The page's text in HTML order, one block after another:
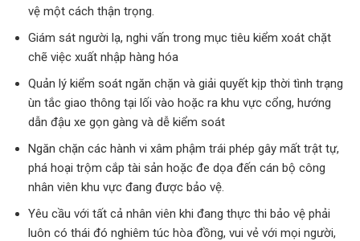
vệ một cách thận trọng.
Giám sát người lạ, nghi vấn trong mục tiêu kiểm xoát chặt
chẽ việc xuất nhập hàng hóa
Quản lý kiểm soát ngăn chặn và giải quyết kịp thời tình trạng
ùn tắc giao thông tại lối vào hoặc ra khu vực cổng, hướng
dẫn đậu xe gọn gàng và dễ kiểm soát
Ngăn chặn các hành vi xâm phậm trái phép gây mất trật tự,
phá hoại trộm cắp tài sản hoặc đe dọa đến cán bộ công
nhân viên khu vực đang được bảo vệ.
Yêu cầu với tất cả nhân viên khi đang thực thi bảo vệ phải
luôn có thái đó nghiêm túc hòa đồng, vui vẻ với mọi người,